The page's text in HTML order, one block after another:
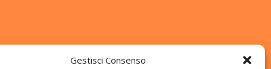
Gestisci Consenso